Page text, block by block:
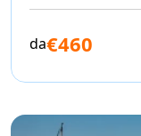
da€460